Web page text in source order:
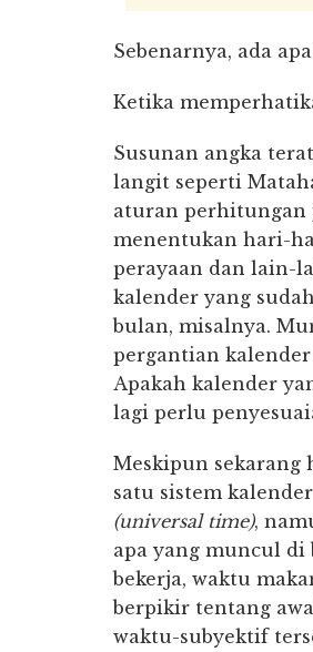
Sebenarnya, ada
Ketika
Susunan angka
langit seperti
aturan perhitungan
menentukan hari-
perayaan dan lain-
kalender yang
bulan, misalnya.
pergantian
Apakah kalender
lagi perlu
Meskipun
satu sistem
(universal time),
apa yang muncul
bekerja, waktu
berpikir tentang
waktu-subyektif